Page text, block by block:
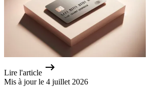
Lire l'article
Mis à jour le 4 juillet 2026